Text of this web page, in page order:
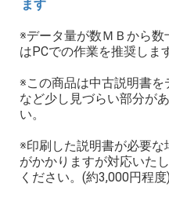
ます
※データ量が数ＭＢから
はPCでの作業を推奨しま
※この商品は中古説明書を
など少し見づらい部分が
い。
※印刷した説明書が必要
がかかりますが対応いた
ください。(約3,000円程度